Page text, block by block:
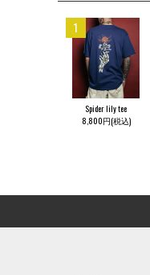
1
Spider lily tee
8,800円(税込)